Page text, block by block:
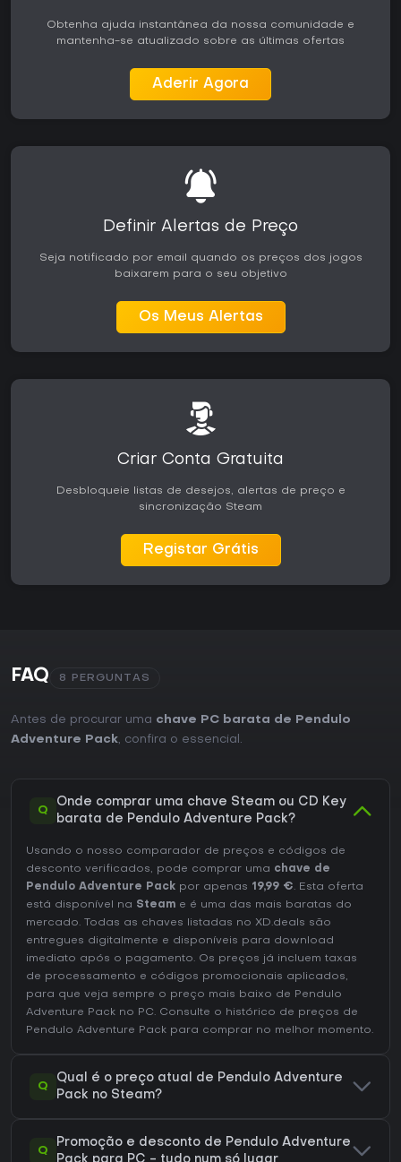
Obtenha ajuda instantânea da nossa comunidade e
mantenha-se atualizado sobre as últimas ofertas
Aderir Agora
Definir Alertas de Preço
Seja notificado por email quando os preços dos jogos
baixarem para o seu objetivo
Os Meus Alertas
Criar Conta Gratuita
Desbloqueie listas de desejos, alertas de preço e
sincronização Steam
Registar Grátis
FAQ 8 PERGUNTAS
Antes de procurar uma chave PC barata de Pendulo
Adventure Pack, confira o essencial.
Q
Onde comprar uma chave Steam ou CD Key
barata de Pendulo Adventure Pack?
Usando o nosso comparador de preços e códigos de
desconto verificados, pode comprar uma chave de
Pendulo Adventure Pack por apenas 19,99 €. Esta oferta
está disponível na Steam e é uma das mais baratas do
mercado. Todas as chaves listadas no XD.deals são
entregues digitalmente e disponíveis para download
imediato após o pagamento. Os preços já incluem taxas
de processamento e códigos promocionais aplicados,
para que veja sempre o preço mais baixo de Pendulo
Adventure Pack no PC. Consulte o histórico de preços de
Pendulo Adventure Pack para comprar no melhor momento.
Q
Qual é o preço atual de Pendulo Adventure
Pack no Steam?
Q
Promoção e desconto de Pendulo Adventure
Pack para PC - tudo num só lugar